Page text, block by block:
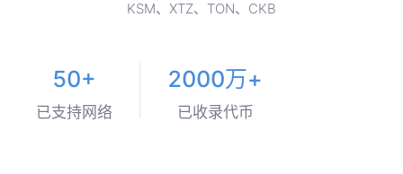
KSM、XTZ、TON、CKB
50+
已支持网络
2000万+
已收录代币